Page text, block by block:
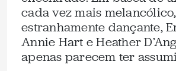
cada vez mais
estranhamente dançante,
Annie Hart e Heather
apenas parecem ter